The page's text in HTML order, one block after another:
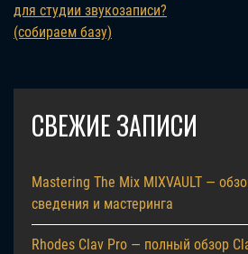
для студии звукозаписи?
(собираем базу)
СВЕЖИЕ ЗАПИСИ
Mastering The Mix MIXVAULT —
сведения и мастеринга
Rhodes Clav Pro — полный обзор